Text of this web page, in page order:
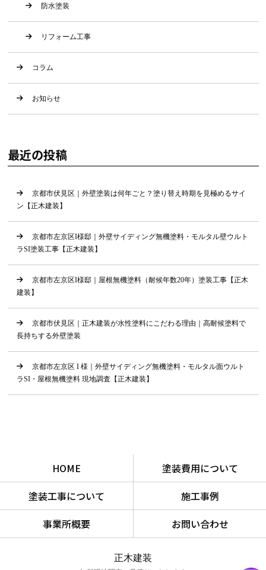
防水塗装
リフォーム工事
コラム
お知らせ
最近の投稿
京都市伏見区｜外壁塗装は何年ごと？塗り替え時期を見極めるサイ
ン【正木建装】
京都市左京区I様邸｜外壁サイディング無機塗料・モルタル壁ウルト
ラSI塗装工事【正木建装】
京都市左京区I様邸｜屋根無機塗料（耐候年数20年）塗装工事【正木
建装】
京都市伏見区｜正木建装が水性塗料にこだわる理由｜高耐候塗料で
長持ちする外壁塗装
京都市左京区 I 様｜外壁サイディング無機塗料・モルタル面ウルト
ラSI・屋根無機塗料 現地調査【正木建装】
HOME
塗装費用について
塗装工事について
施工事例
事業所概要
お問い合わせ
正木建装